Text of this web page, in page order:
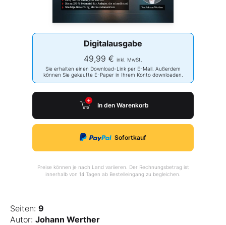
Digitalausgabe
49,99 € inkl. MwSt.
Sie erhalten einen Download-Link per E-Mail. Außerdem
können Sie gekaufte E-Paper in Ihrem Konto downloaden.
In den Warenkorb
Sofortkauf
Preise können je nach Land variieren. Der Rechnungsbetrag ist
innerhalb von 14 Tagen ab Bestelleingang zu begleichen.
Seiten: 9
Autor: Johann Werther